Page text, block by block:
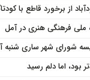
از برخورد قاطع با
ملی فرهنگی هنری در آمل
شورای شهر ساری شنبه
بود، اما دلم رسید